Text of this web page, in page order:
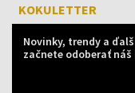
KOKULETTER
Novinky, trendy a
začnete odoberať